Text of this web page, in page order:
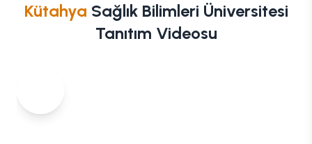
Kütahya Sağlık Bilimleri Üniversitesi
Tanıtım Videosu